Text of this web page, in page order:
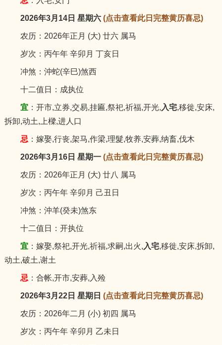
2026年3月14日 星期六 (点击查看此日完整黄历喜忌)
农历：2026年正月 (大) 廿六 属马
岁次：丙午年 辛卯月 丁亥日
冲煞：沖蛇(辛巳)煞西
十二值日：成执位
宜：开市,立券,交易,挂匾,祭祀,祈福,开光, 入宅,移徙,安床,
拆卸,动土,上樑,进人口
忌 ：嫁娶,行丧,架马,作梁,理髮,牧养,安葬,纳畜,伐木
2026年3月16日 星期一 (点击查看此日完整黄历喜忌)
农历：2026年正月 (大) 廿八 属马
岁次：丙午年 辛卯月 己丑日
冲煞：沖羊(癸未)煞东
十二值日：开执位
宜：嫁娶,祭祀,开光,祈福,求嗣,出火, 入宅,移徙,安床,拆卸,
动土,破土,谢土
忌 ：合帐,开市,安葬,入殓
2026年3月22日 星期日 (点击查看此日完整黄历喜忌)
农历：2026年二月 (小) 初四 属马
岁次：丙午年 辛卯月 乙未日